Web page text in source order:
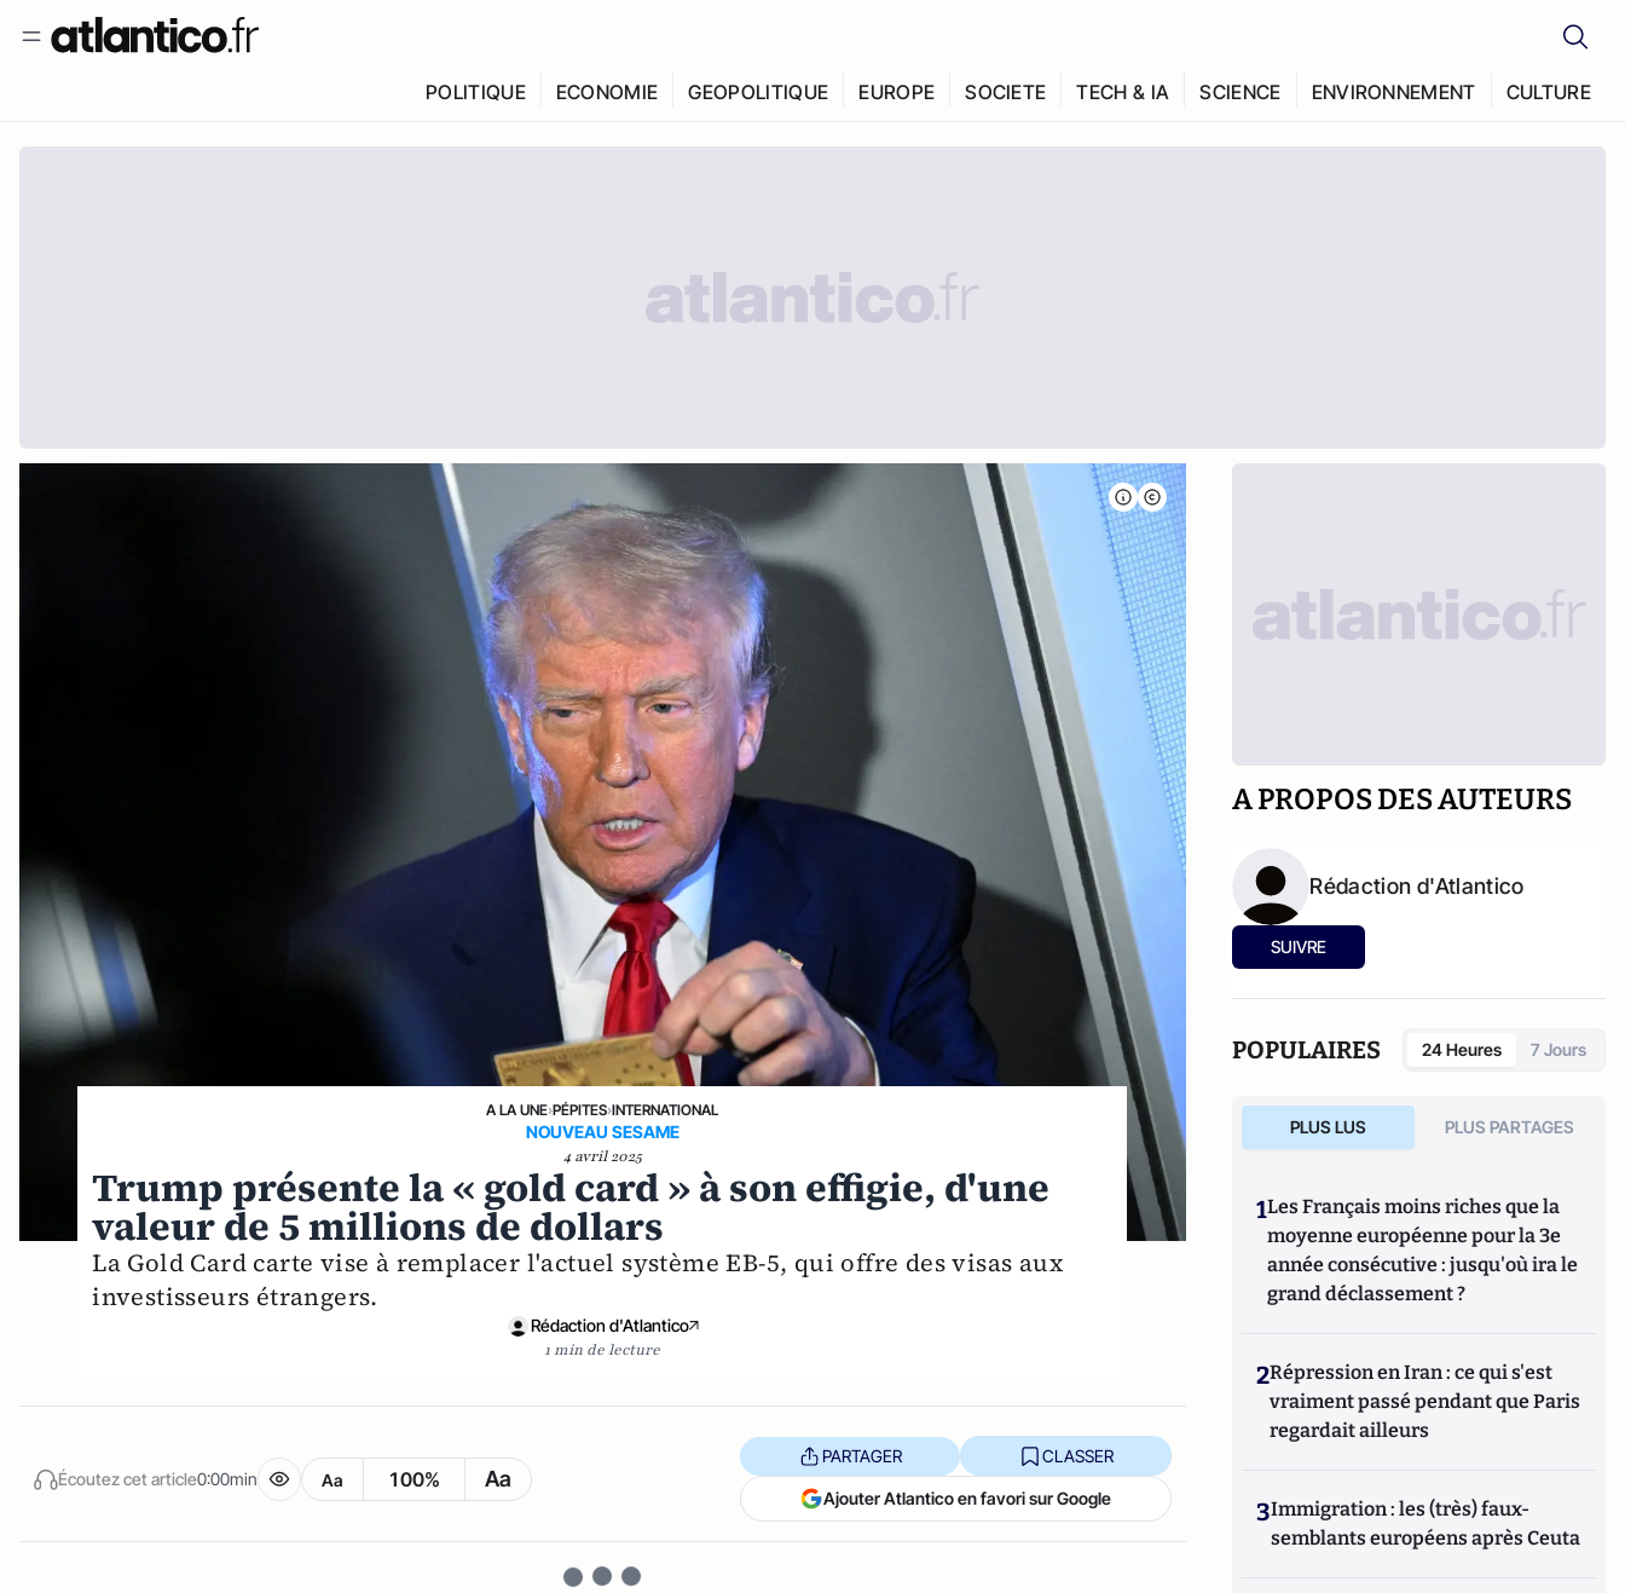
POLITIQUE ECONOMIE GEOPOLITIQUE EUROPE SOCIETE TECH & IA SCIENCE ENVIRONNEMENT CULTURE
A LA UNE›PÉPITES›INTERNATIONAL
NOUVEAU SESAME
4 avril 2025
Trump présente la « gold card » à son effigie, d'une
valeur de 5 millions de dollars
La Gold Card carte vise à remplacer l'actuel système EB-5, qui offre des visas aux
investisseurs étrangers.
Rédaction d'Atlantico
1 min de lecture
Écoutez cet article0:00min Aa 100% Aa
PARTAGER CLASSER
Ajouter Atlantico en favori sur Google
A PROPOS DES AUTEURS
Rédaction d'Atlantico
SUIVRE
POPULAIRES 24 Heures 7 Jours
PLUS LUS PLUS PARTAGES
1Les Français moins riches que la
moyenne européenne pour la 3e
année consécutive : jusqu'où ira le
grand déclassement ?
2Répression en Iran : ce qui s'est
vraiment passé pendant que Paris
regardait ailleurs
3Immigration : les (très) faux-
semblants européens après Ceuta